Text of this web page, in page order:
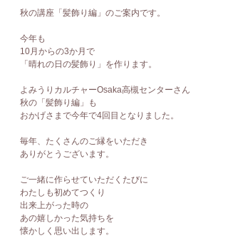
秋の講座「髪飾り編」のご案内です。
今年も
10月からの3か月で
「晴れの日の髪飾り」を作ります。
よみうりカルチャーOsaka高槻センターさん
秋の「髪飾り編」も
おかげさまで今年で4回目となりました。
毎年、たくさんのご縁をいただき
ありがとうございます。
ご一緒に作らせていただくたびに
わたしも初めてつくり
出来上がった時の
あの嬉しかった気持ちを
懐かしく思い出します。